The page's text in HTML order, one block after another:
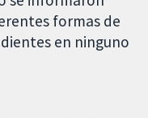
formas de
en ninguno